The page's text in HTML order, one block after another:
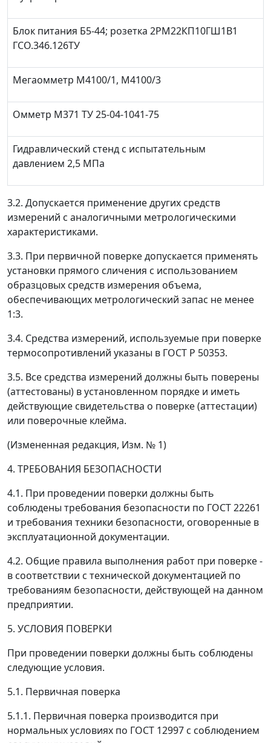
Блок питания Б5-44; розетка 2РМ22КП10ГШ1В1
ГСО.346.126ТУ
Мегаомметр М4100/1, М4100/3
Омметр М371 ТУ 25-04-1041-75
Гидравлический стенд с испытательным
давлением 2,5 МПа
3.2. Допускается применение других средств
измерений с аналогичными метрологическими
характеристиками.
3.3. При первичной поверке допускается применять
установки прямого сличения с использованием
образцовых средств измерения объема,
обеспечивающих метрологический запас не менее
1:3.
3.4. Средства измерений, используемые при поверке
термосопротивлений указаны в ГОСТ Р 50353.
3.5. Все средства измерений должны быть поверены
(аттестованы) в установленном порядке и иметь
действующие свидетельства о поверке (аттестации)
или поверочные клейма.
(Измененная редакция, Изм. № 1)
4. ТРЕБОВАНИЯ БЕЗОПАСНОСТИ
4.1. При проведении поверки должны быть
соблюдены требования безопасности по ГОСТ 22261
и требования техники безопасности, оговоренные в
эксплуатационной документации.
4.2. Общие правила выполнения работ при поверке -
в соответствии с технической документацией по
требованиям безопасности, действующей на данном
предприятии.
5. УСЛОВИЯ ПОВЕРКИ
При проведении поверки должны быть соблюдены
следующие условия.
5.1. Первичная поверка
5.1.1. Первичная поверка производится при
нормальных условиях по ГОСТ 12997 с соблюдением